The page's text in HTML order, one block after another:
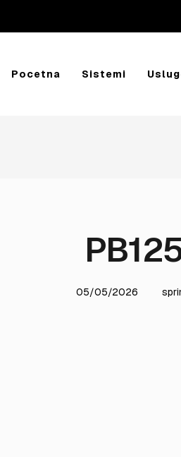
Pocetna Sistemi
05/05/2026